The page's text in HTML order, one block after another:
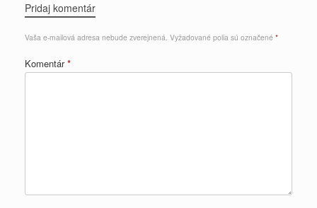
Pridaj komentár
Vaša e-mailová adresa nebude zverejnená. Vyžadované polia sú označené *
Komentár*